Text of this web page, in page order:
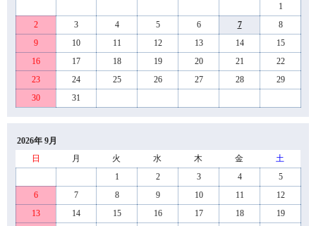
1
2
3 4 5 6 7
8
9
10 11 12 13 14
15
16
17 18 19 20 21
22
23
24 25 26 27 28
29
30
31
2026年 9月
日
月 火 水 木 金
土
1
2 3 4
5
6
7 8 9 10 11
12
13
14 15 16 17 18
19